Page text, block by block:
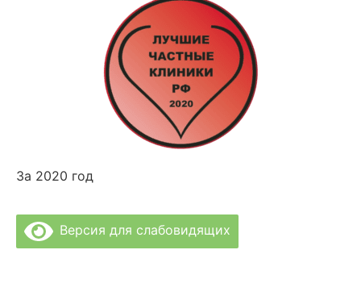
За 2020 год
Версия для слабовидящих